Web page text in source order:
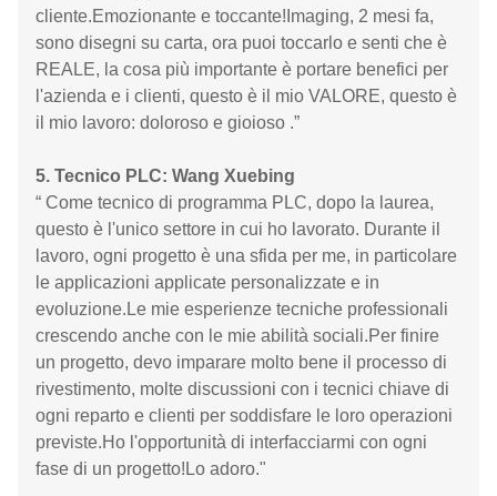
cliente.Emozionante e toccante!Imaging, 2 mesi fa,
sono disegni su carta, ora puoi toccarlo e senti che è
REALE, la cosa più importante è portare benefici per
l'azienda e i clienti, questo è il mio VALORE, questo è
il mio lavoro: doloroso e gioioso .”
5. Tecnico PLC: Wang Xuebing
“ Come tecnico di programma PLC, dopo la laurea,
questo è l'unico settore in cui ho lavorato. Durante il
lavoro, ogni progetto è una sfida per me, in particolare
le applicazioni applicate personalizzate e in
evoluzione.Le mie esperienze tecniche professionali
crescendo anche con le mie abilità sociali.Per finire
un progetto, devo imparare molto bene il processo di
rivestimento, molte discussioni con i tecnici chiave di
ogni reparto e clienti per soddisfare le loro operazioni
previste.Ho l'opportunità di interfacciarmi con ogni
fase di un progetto!Lo adoro."